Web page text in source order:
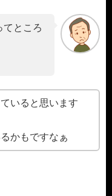
てところ
いると思います
かもですなぁ